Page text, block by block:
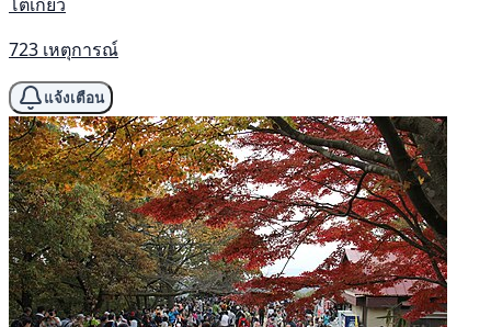
723 เหตุการณ์
แจ้งเตือน